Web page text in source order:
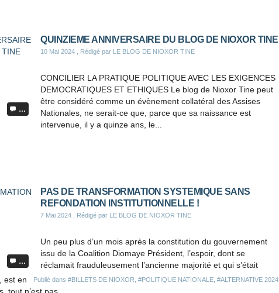
…
QUINZIEME ANNIVERSAIRE DU BLOG DE NIOXOR TINE
10 Mai 2024 , Rédigé par LE BLOG DE NIOXOR TINE
CONCILIER LA PRATIQUE POLITIQUE AVEC LES EXIGENCES
DEMOCRATIQUES ET ETHIQUES Le blog de Nioxor Tine peut
être considéré comme un évènement collatéral des Assises
Nationales, ne serait-ce que, parce que sa naissance est
intervenue, il y a quinze ans, le...
…
PAS DE TRANSFORMATION SYSTEMIQUE SANS
REFONDATION INSTITUTIONNELLE !
7 Mai 2024 , Rédigé par LE BLOG DE NIOXOR TINE
Publié dans #BILLETS DE NIOXOR #POLITIQUE NATIONALE #ALTERNATIVE 2024
Un peu plus d’un mois après la constitution du gouvernement
issu de la Coalition Diomaye Président, l’espoir, dont se
réclamait frauduleusement l’ancienne majorité et qui s’était
est en